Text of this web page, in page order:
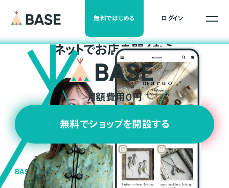
無料ではじめる ログイン
ネットでお店を開くなら
月額費用0円
無料でショップを開設する
BASEの強み